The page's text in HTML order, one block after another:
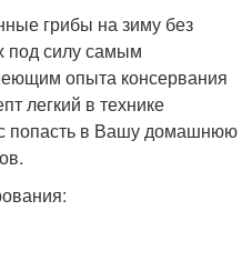
грибы на зиму без
под силу самым
опыта консервания
легкий в технике
попасть в Вашу домашнюю